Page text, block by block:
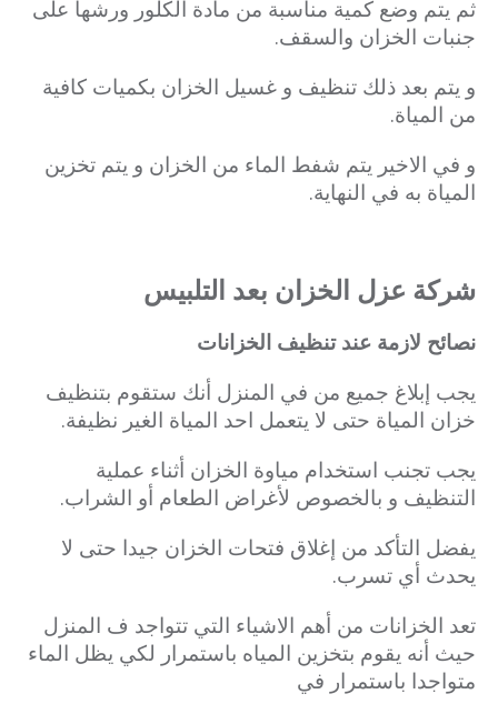
ثم يتم وضع كمية مناسبة من مادة الكلور ورشها على
جنبات الخزان والسقف.
و يتم بعد ذلك تنظيف و غسيل الخزان بكميات كافية
من المياة.
و في الاخير يتم شفط الماء من الخزان و يتم تخزين
المياة به في النهاية.
شركة عزل الخزان بعد التلبيس
نصائح لازمة عند تنظيف الخزانات
يجب إبلاغ جميع من في المنزل أنك ستقوم بتنظيف
خزان المياة حتى لا يتعمل احد المياة الغير نظيفة.
يجب تجنب استخدام مياوة الخزان أثناء عملية
التنظيف و بالخصوص لأغراض الطعام أو الشراب.
يفضل التأكد من إغلاق فتحات الخزان جيدا حتى لا
يحدث أي تسرب.
تعد الخزانات من أهم الاشياء التي تتواجد ف المنزل
حيث أنه يقوم بتخزين المياه باستمرار لكي يظل الماء
متواجدا باستمرار في